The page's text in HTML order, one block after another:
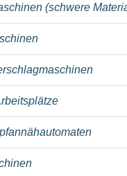
(schwere